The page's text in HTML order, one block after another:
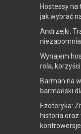
Hostessy na
jak wybrać
Andrzejki:
Wynajem
rola,
Barman na
barmański
Ezoteryka:
historia oraz
kontrowersje